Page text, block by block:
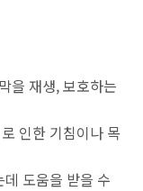
을 재생, 보호하는
인한 기침이나 목
도움을 받을 수